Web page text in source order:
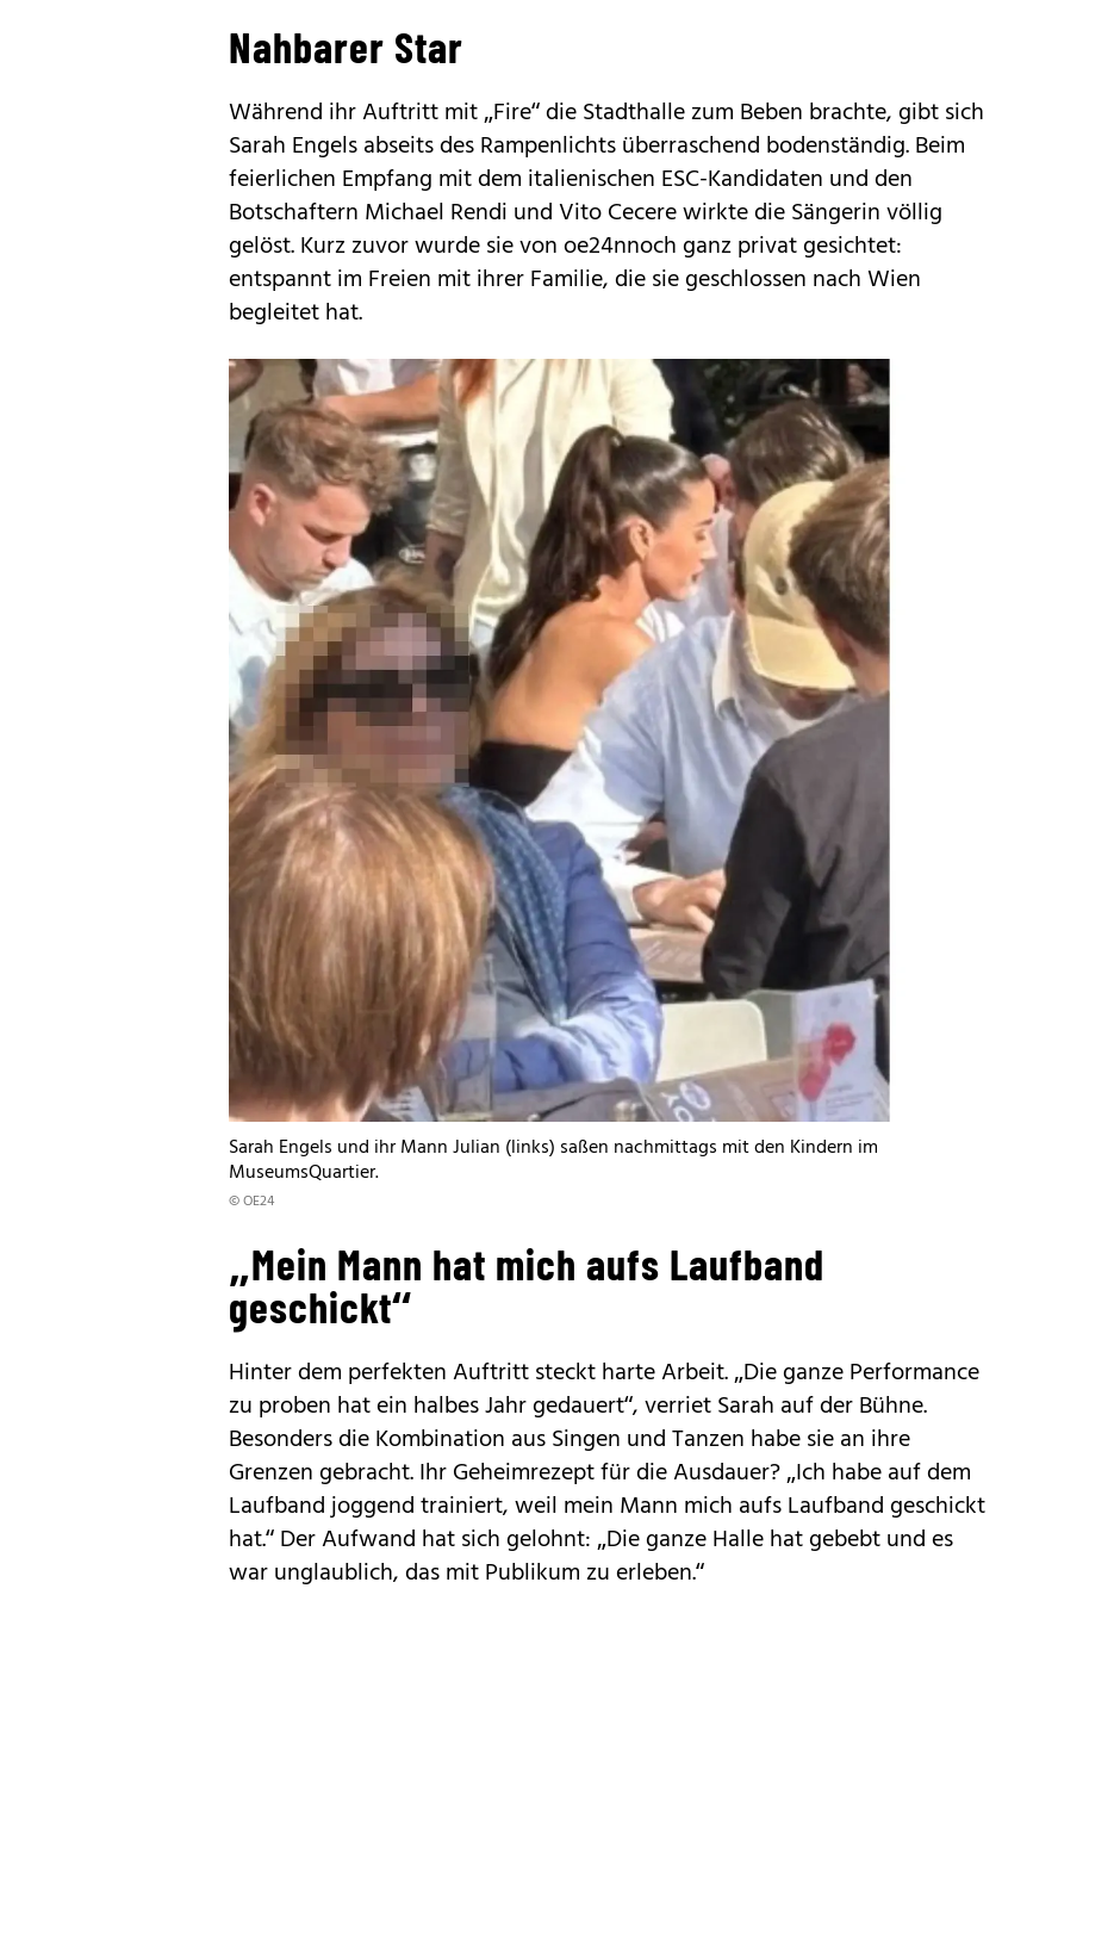
Nahbarer Star
Während ihr Auftritt mit „Fire“ die Stadthalle zum Beben brachte, gibt sich
Sarah Engels abseits des Rampenlichts überraschend bodenständig. Beim
feierlichen Empfang mit dem italienischen ESC-Kandidaten und den
Botschaftern Michael Rendi und Vito Cecere wirkte die Sängerin völlig
gelöst. Kurz zuvor wurde sie von oe24nnoch ganz privat gesichtet:
entspannt im Freien mit ihrer Familie, die sie geschlossen nach Wien
begleitet hat.
Sarah Engels und ihr Mann Julian (links) saßen nachmittags mit den Kindern im
MuseumsQuartier.
© OE24
„Mein Mann hat mich aufs Laufband
geschickt“
Hinter dem perfekten Auftritt steckt harte Arbeit. „Die ganze Performance
zu proben hat ein halbes Jahr gedauert“, verriet Sarah auf der Bühne.
Besonders die Kombination aus Singen und Tanzen habe sie an ihre
Grenzen gebracht. Ihr Geheimrezept für die Ausdauer? „Ich habe auf dem
Laufband joggend trainiert, weil mein Mann mich aufs Laufband geschickt
hat.“ Der Aufwand hat sich gelohnt: „Die ganze Halle hat gebebt und es
war unglaublich, das mit Publikum zu erleben.“